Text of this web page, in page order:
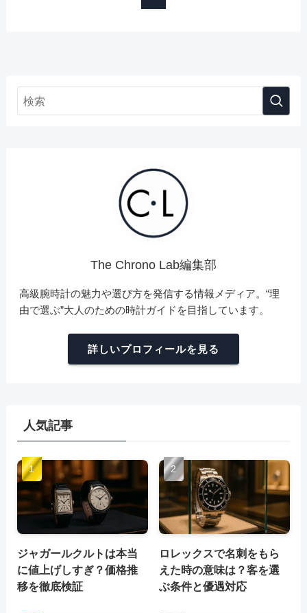
The Chrono Lab編集部
高級腕時計の魅力や選び方を発信する情報メディア。“理
由で選ぶ”大人のための時計ガイドを目指しています。
詳しいプロフィールを見る
人気記事
ジャガールクルトは本当
に値上げしすぎ？価格推
移を徹底検証
ロレックスで名刺をもら
えた時の意味は？客を選
ぶ条件と優遇対応